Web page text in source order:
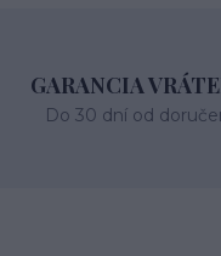
GARANCIA
Do 30 dní od